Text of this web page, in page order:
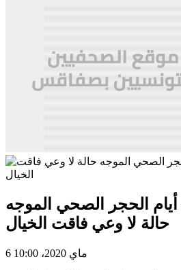
الحجر الصحي الموجه
حالة لا وعي فاقت الخيال
6 ماي 2020، 10:00